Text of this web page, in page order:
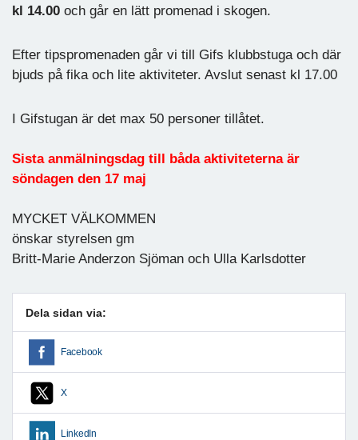
kl 14.00 och går en lätt promenad i skogen.
Efter tipspromenaden går vi till Gifs klubbstuga och där
bjuds på fika och lite aktiviteter. Avslut senast kl 17.00
I Gifstugan är det max 50 personer tillåtet.
Sista anmälningsdag till båda aktiviteterna är
söndagen den 17 maj
MYCKET VÄLKOMMEN
önskar styrelsen gm
Britt-Marie Anderzon Sjöman och Ulla Karlsdotter
Dela sidan via:
Facebook
X
LinkedIn